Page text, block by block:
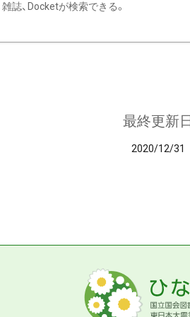
雑誌、Docketが検索できる。
最終更新
2020/12/31